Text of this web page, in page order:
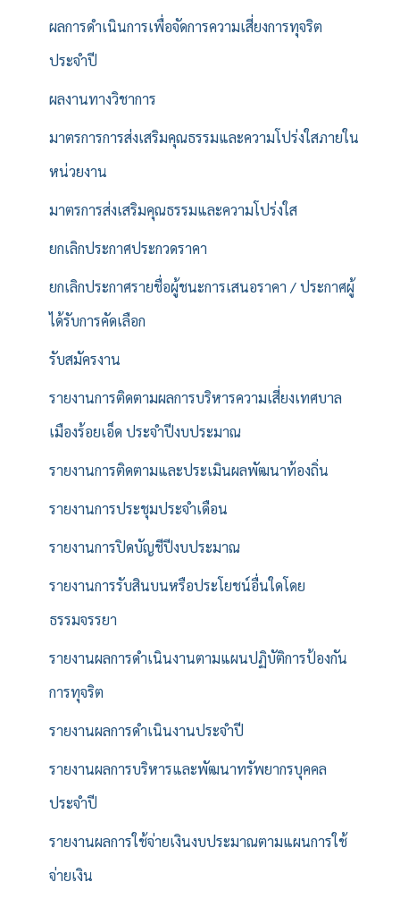
ผลการดำเนินการเพื่อจัดการความเสี่ยงการทุจริต
ประจำปี
ผลงานทางวิชาการ
มาตรการการส่งเสริมคุณธรรมและความโปร่งใสภายใน
หน่วยงาน
มาตรการส่งเสริมคุณธรรมและความโปร่งใส
ยกเลิกประกาศประกวดราคา
ยกเลิกประกาศรายชื่อผู้ชนะการเสนอราคา / ประกาศผู้
ได้รับการคัดเลือก
รับสมัครงาน
รายงานการติดตามผลการบริหารความเสี่ยงเทศบาล
เมืองร้อยเอ็ด ประจำปีงบประมาณ
รายงานการติดตามและประเมินผลพัฒนาท้องถิ่น
รายงานการประชุมประจำเดือน
รายงานการปิดบัญชีปีงบประมาณ
รายงานการรับสินบนหรือประโยชน์อื่นใดโดย
ธรรมจรรยา
รายงานผลการดำเนินงานตามแผนปฏิบัติการป้องกัน
การทุจริต
รายงานผลการดำเนินงานประจำปี
รายงานผลการบริหารและพัฒนาทรัพยากรบุคคล
ประจำปี
รายงานผลการใช้จ่ายเงินงบประมาณตามแผนการใช้
จ่ายเงิน